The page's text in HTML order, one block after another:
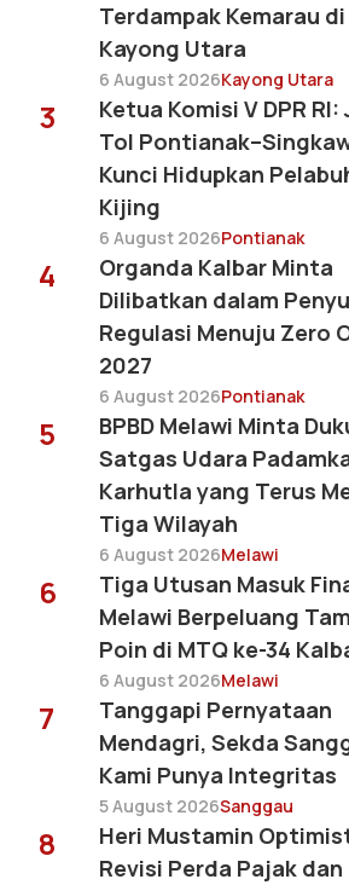
Terdampak Kemarau di
Kayong Utara
6 August 2026Kayong Utara
3
Ketua Komisi V DPR RI:
Tol
Kunci Hidupkan
Kijing
6 August 2026Pontianak
4
Organda Kalbar Minta
Dilibatkan dalam
Regulasi Menuju Zero
2027
6 August 2026Pontianak
5
BPBD Melawi Minta
Satgas Udara
Karhutla yang Terus
Tiga Wilayah
6 August 2026Melawi
6
Tiga Utusan Masuk
Melawi Berpeluang
Poin di MTQ ke-34
6 August 2026Melawi
7
Tanggapi Pernyataan
Mendagri, Sekda
Kami Punya Integritas
5 August 2026Sanggau
8
Heri Mustamin
Revisi Perda Pajak dan